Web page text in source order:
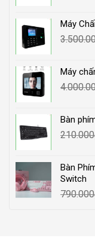
Máy
Máy
Bàn
210.000
Bàn
Switch
790.000